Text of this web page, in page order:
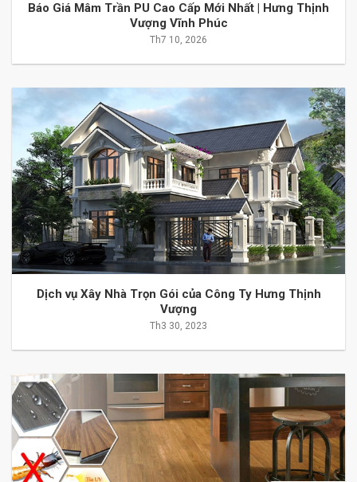
Báo Giá Mâm Trần PU Cao Cấp Mới Nhất | Hưng Thịnh
Vượng Vĩnh Phúc
Th7 10, 2026
Dịch vụ Xây Nhà Trọn Gói của Công Ty Hưng Thịnh
Vượng
Th3 30, 2023